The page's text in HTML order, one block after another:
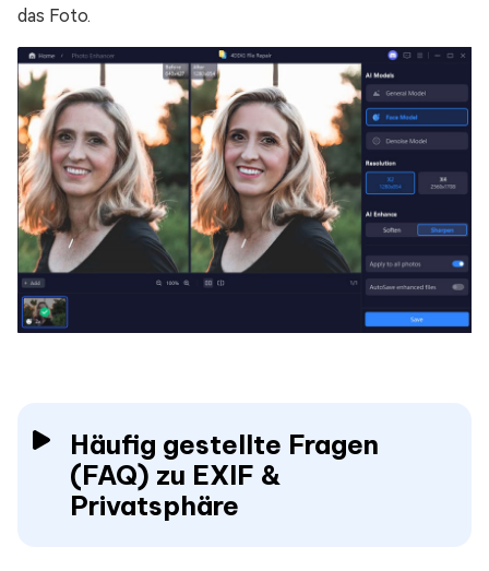
das Foto.
Häufig gestellte Fragen
(FAQ) zu EXIF &
Privatsphäre